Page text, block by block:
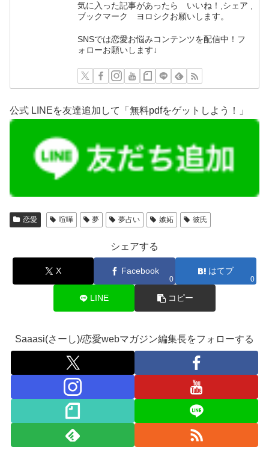
気に入った記事があったら いいね！,シェア ,
ブックマーク ヨロシクお願いします。
SNSでは恋愛お悩みコンテンツを配信中！フ
ォローお願いします↓
公式 LINEを友達追加して「無料pdfをゲットしよう！」
恋愛 喧嘩 夢 夢占い 嫉妬 彼氏
シェアする
X Facebook
0
はてブ
0
LINE コピー
Saaasi(さーし)/恋愛webマガジン編集長をフォローする